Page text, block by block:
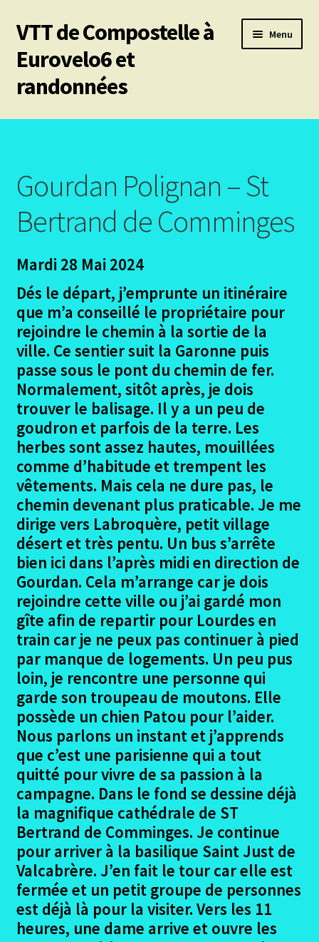
Aller
à
la
navigation
Aller
au
contenu
VTT de Compostelle à
Eurovelo6 et
randonnées
Menu
Mes 6 chemins vtt de Compostelle
Autres trajets VTT
menu
Randonnées pédestres
Ouvrir
Le chemin du Cid
menu
enfant
Podiensis – Nasbinals Conques
Ouvrir
le
Podiensis – Figeac – Moissac
Porto – Santiago
La Garona – Toulouse Lourdes
La Garona – Projet – Préparation – Déroulement
Le trajet – La garona
le
Nîmes – Toulouse
Toulouse Photos
Portet sur Garonne – Muret
Portet-Muret Photos
Muret – Rieux Volvestre
Muret-Rieux photos
Rieux – Palaminy
Rieux-Palaminy Photos
Palaminy – Saint Martory
Palaminy-Saint Martory photos
Saint Martory – Estancarbon
Gourdan Polignan – St
Bertrand de Comminges
Mardi 28 Mai 2024
Dés le départ, j’emprunte un itinéraire
que m’a conseillé le propriétaire pour
rejoindre le chemin à la sortie de la
ville. Ce sentier suit la Garonne puis
passe sous le pont du chemin de fer.
Normalement, sitôt après, je dois
trouver le balisage. Il y a un peu de
goudron et parfois de la terre. Les
herbes sont assez hautes, mouillées
comme d’habitude et trempent les
vêtements. Mais cela ne dure pas, le
chemin devenant plus praticable. Je me
dirige vers Labroquère, petit village
désert et très pentu. Un bus s’arrête
bien ici dans l’après midi en direction de
Gourdan. Cela m’arrange car je dois
rejoindre cette ville ou j’ai gardé mon
gîte afin de repartir pour Lourdes en
train car je ne peux pas continuer à pied
par manque de logements. Un peu pus
loin, je rencontre une personne qui
garde son troupeau de moutons. Elle
possède un chien Patou pour l’aider.
Nous parlons un instant et j’apprends
que c’est une parisienne qui a tout
quitté pour vivre de sa passion à la
campagne. Dans le fond se dessine déjà
la magnifique cathédrale de ST
Bertrand de Comminges. Je continue
pour arriver à la basilique Saint Just de
Valcabrère. J’en fait le tour car elle est
fermée et un petit groupe de personnes
est déjà là pour la visiter. Vers les 11
heures, une dame arrive et ouvre les